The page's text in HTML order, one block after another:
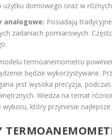
domowego oraz w
analogowe: Posiadają
zadaniach pomiarowych.
termoanemometru
będzie wykorzystywane.
jest wysoka precyzja,
Wiedza na temat
który przyniesie